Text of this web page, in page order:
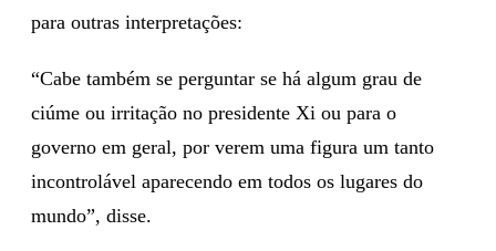
para outras interpretações:
“Cabe também se perguntar se há algum grau de
ciúme ou irritação no presidente Xi ou para o
governo em geral, por verem uma figura um tanto
incontrolável aparecendo em todos os lugares do
mundo”, disse.